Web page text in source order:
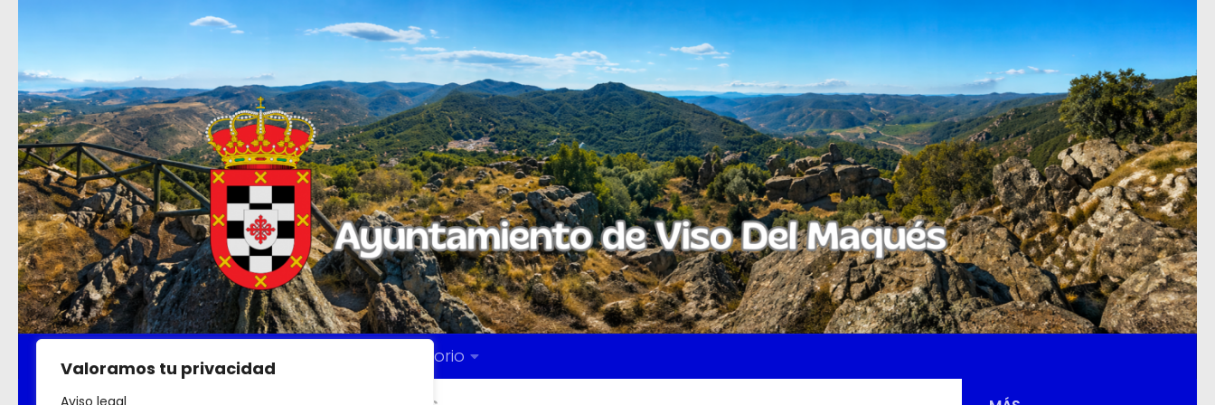
Valoramos tu privacidad
Aviso legal
Saltar al contenido
Turismo Directorio